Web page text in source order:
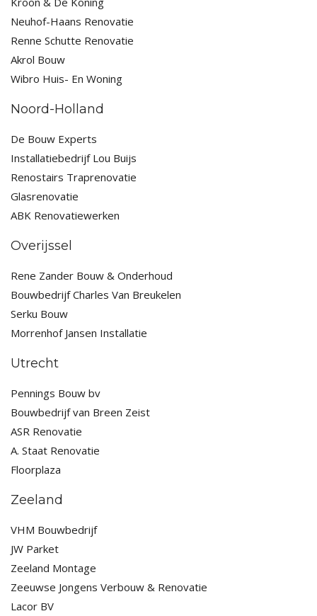
Neuhof-Haans Renovatie
Renne Schutte Renovatie
Akrol Bouw
Wibro Huis- En Woning
Noord-Holland
De Bouw Experts
Installatiebedrijf Lou Buijs
Renostairs Traprenovatie
Glasrenovatie
ABK Renovatiewerken
Overijssel
Rene Zander Bouw & Onderhoud
Bouwbedrijf Charles Van Breukelen
Serku Bouw
Morrenhof Jansen Installatie
Utrecht
Pennings Bouw bv
Bouwbedrijf van Breen Zeist
ASR Renovatie
A. Staat Renovatie
Floorplaza
Zeeland
VHM Bouwbedrijf
JW Parket
Zeeland Montage
Zeeuwse Jongens Verbouw & Renovatie
Lacor BV